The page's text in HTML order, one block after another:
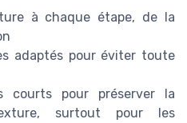
à chaque étape, de la
adaptés pour éviter toute
courts pour préserver la
surtout pour les